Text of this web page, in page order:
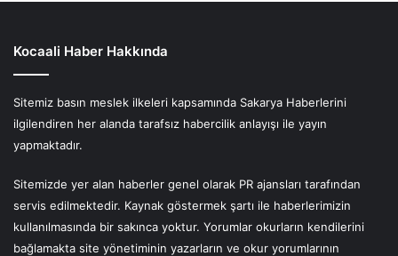
Kocaali Haber Hakkında
Sitemiz basın meslek ilkeleri kapsamında Sakarya Haberlerini
ilgilendiren her alanda tarafsız habercilik anlayışı ile yayın
yapmaktadır.
Sitemizde yer alan haberler genel olarak PR ajansları tarafından
servis edilmektedir. Kaynak göstermek şartı ile haberlerimizin
kullanılmasında bir sakınca yoktur. Yorumlar okurların kendilerini
bağlamakta site yönetiminin yazarların ve okur yorumlarının